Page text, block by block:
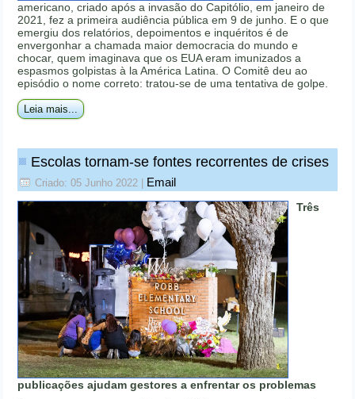
americano, criado após a invasão do Capitólio, em janeiro de
2021, fez a primeira audiência pública em 9 de junho. E o que
emergiu dos relatórios, depoimentos e inquéritos é de
envergonhar a chamada maior democracia do mundo e
chocar, quem imaginava que os EUA eram imunizados a
espasmos golpistas à la América Latina. O Comitê deu ao
episódio o nome correto: tratou-se de uma tentativa de golpe.
Leia mais...
Escolas tornam-se fontes recorrentes de crises
Criado: 05 Junho 2022 Email
Três
publicações ajudam gestores a enfrentar os problemas